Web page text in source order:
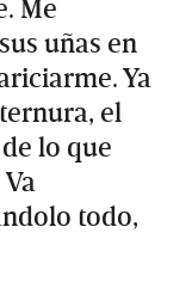
Me
uñas en
Ya
el
lo que
todo,